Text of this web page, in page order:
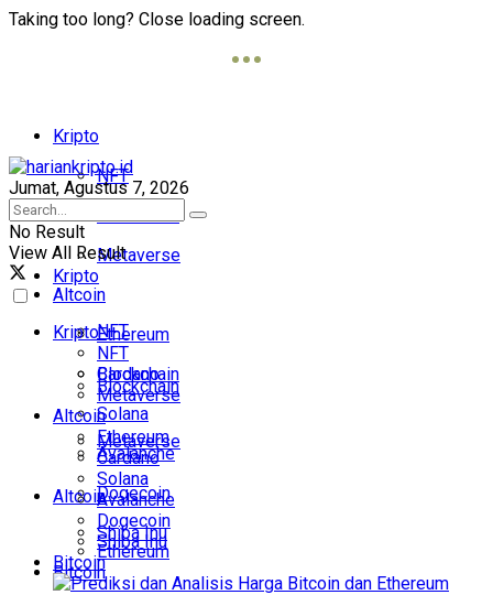
Taking too long? Close loading screen.
Kripto
NFT
Blockchain
Metaverse
Altcoin
Ethereum
Cardano
Solana
Avalanche
Dogecoin
Shiba Inu
Bitcoin
Jumat, Agustus 7, 2026
No Result
View All Result
Kripto
NFT
Blockchain
Metaverse
Altcoin
Ethereum
Kripto
NFT
Blockchain
Metaverse
Altcoin
Ethereum
Cardano
Solana
Avalanche
Dogecoin
Shiba Inu
Bitcoin